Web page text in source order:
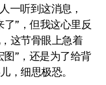
一听到这消息，
”，但我这心里反
这节骨眼上急着
”，还是为了给背
，细思极恐。